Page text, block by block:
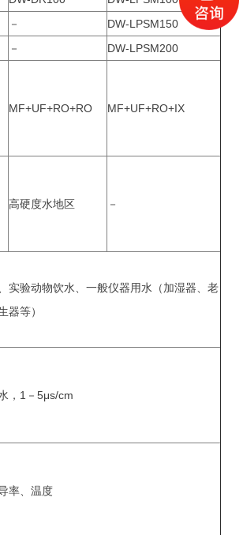
－
DW-LPSM150
－
DW-LPSM200
MF+UF+RO+RO MF+UF+RO+IX
高硬度水地区 －
实验动物饮水、一般仪器用水（加湿器、老
器等）
，1－5μs/cm
率、温度